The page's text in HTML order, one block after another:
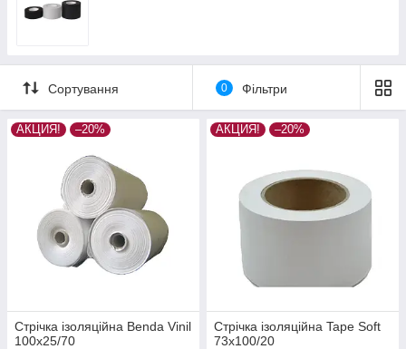
Сортування 0 Фільтри
АКЦИЯ! –20%
Стрічка ізоляційна Benda Vinil
100x25/70
АКЦИЯ! –20%
Стрічка ізоляційна Tape Soft
73x100/20